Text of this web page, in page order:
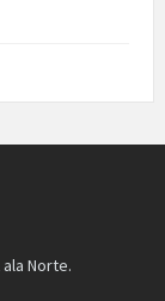
Norte.